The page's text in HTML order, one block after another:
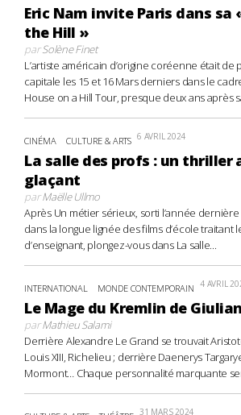
Eric Nam invite Paris dans sa
the Hill »
parSolène Finet
L’artiste américain d’origine coréenne était de
capitale les 15 et 16 Mars derniers dans le
House on a Hill Tour, presque deux ans après
CINÉMA CULTURE & ARTS 6 AVRIL 2024
La salle des profs : un thriller
glaçant
parMaëlle Ullmo
Après Un métier sérieux, sorti l’année dernière
dans la longue lignée des films d’école traitant
d’enseignant, plongez-vous dans La salle...
INTERNATIONAL MONDE CONTEMPORAIN 4 AVRIL
Le Mage du Kremlin de
parMathieu Salami
Derrière Alexandre Le Grand se trouvait
Louis XIII, Richelieu ; derrière Daenerys
Mormont… Chaque personnalité marquante
31 MARS 2024